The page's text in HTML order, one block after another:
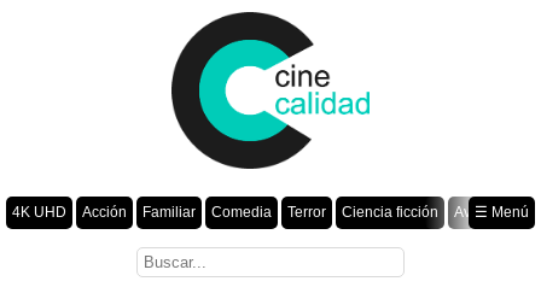
4K UHD Acción Familiar Comedia Terror Ciencia ficción
Aventura
Romance Fantasía Drama Animación Crimen
☰ Menú